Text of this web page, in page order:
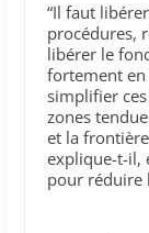
“Il faut
procédures,
libérer le
fortement
simplifier
zones
et la frontière
explique-t-il,
pour réduire